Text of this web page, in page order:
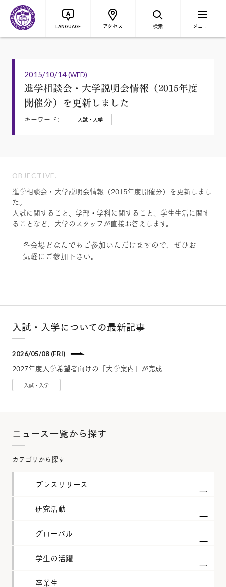
LANGUAGE アクセス 検索 メニュー
2015/10/14(WED)
進学相談会・大学説明会情報（2015年度
開催分）を更新しました
キーワード: 入試・入学
OBJECTIVE.
進学相談会・大学説明会情報（2015年度開催分）を更新しまし
た。
入試に関すること、学部・学科に関すること、学生生活に関す
ることなど、大学のスタッフが直接お答えします。
各会場どなたでもご参加いただけますので、ぜひお
気軽にご参加下さい。
入試・入学についての最新記事
2026/05/08 (FRI)
2027年度入学希望者向けの「大学案内」が完成
入試・入学
ニュース一覧から探す
カテゴリから探す
プレスリリース
研究活動
グローバル
学生の活躍
卒業生